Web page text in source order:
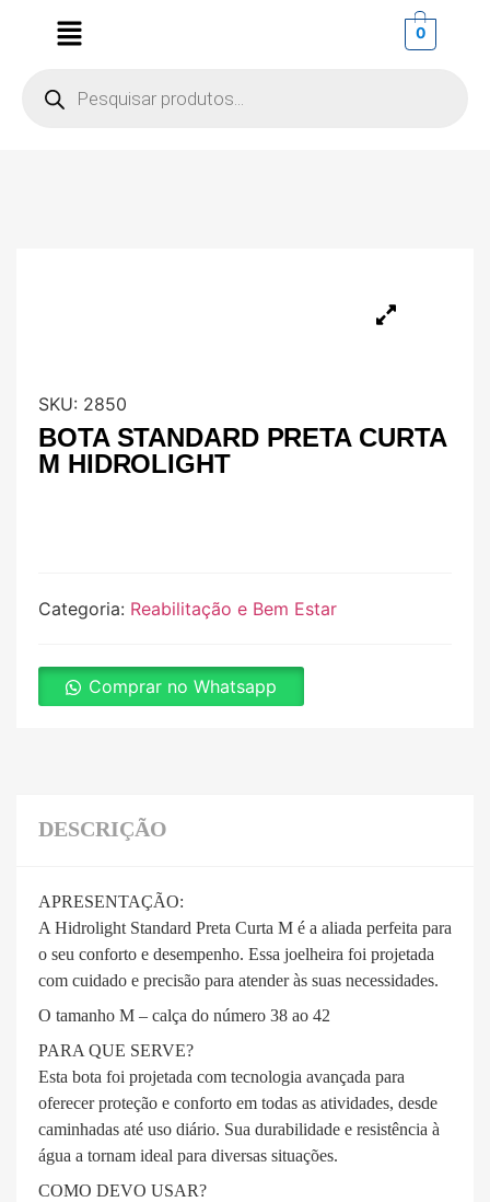
0
SKU: 2850
BOTA STANDARD PRETA CURTA
M HIDROLIGHT
Categoria: Reabilitação e Bem Estar
Comprar no Whatsapp
DESCRIÇÃO
APRESENTAÇÃO:
A Hidrolight Standard Preta Curta M é a aliada perfeita para
o seu conforto e desempenho. Essa joelheira foi projetada
com cuidado e precisão para atender às suas necessidades.
O tamanho M – calça do número 38 ao 42
PARA QUE SERVE?
Esta bota foi projetada com tecnologia avançada para
oferecer proteção e conforto em todas as atividades, desde
caminhadas até uso diário. Sua durabilidade e resistência à
água a tornam ideal para diversas situações.
COMO DEVO USAR?